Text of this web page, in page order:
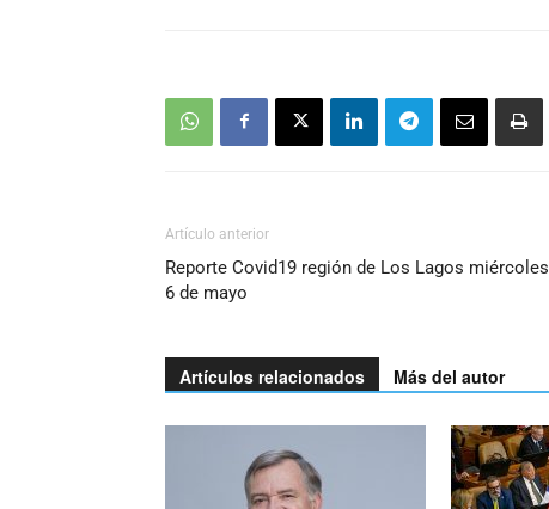
Artículo anterior
Reporte Covid19 región de Los Lagos miércoles
6 de mayo
Artículos relacionados Más del autor